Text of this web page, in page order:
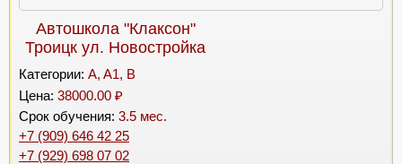
Автошкола "Клаксон"
Троицк ул. Новостройка
Категории: A, A1, B
Цена: 38000.00 ₽
Срок обучения: 3.5 мес.
+7 (909) 646 42 25
+7 (929) 698 07 02